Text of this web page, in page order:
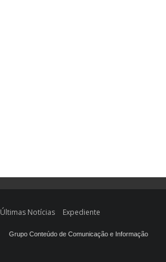
Últimas Notícias Expediente
Grupo Conteúdo de Comunicação e Informação